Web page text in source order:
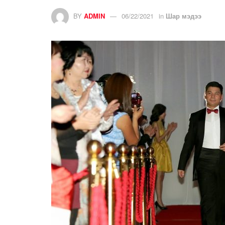
BY ADMIN 06/22/2021 in Шар мэдээ